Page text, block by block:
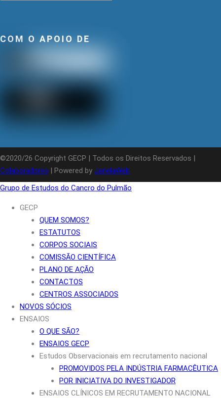
COM O APOIO DE
©2020/26 Copyright GECP | Todos os Direitos Reservados |
Colaboradores | Powered by JanelaWeb
Grupo de Estudos do Cancro do Pulmão
GECP
QUEM SOMOS?
ESTATUTOS
CORPOS SOCIAIS
COMISSÃO CIENTÍFICA
PLANO DE AÇÃO
CONTACTOS
CENTROS ASSOCIADOS
NOVOS SÓCIOS
ENSAIOS
O QUE SÃO?
ENSAIOS GECP
Estudos Observacionais em recrutamento nacional
PROMOVIDOS PELA INDÚSTRIA FARMACÊUTICA
POR INICIATIVA DO INVESTIGADOR
ENSAIOS CLÍNICOS EM RECRUTAMENTO NACIONAL